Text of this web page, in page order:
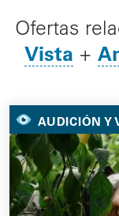
Ofertas
Vista +
AUDICIÓN Y